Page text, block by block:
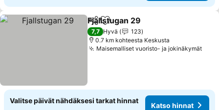
Jaa Lisää suosikkeihin
Fjallstugan 29
7,7 Hyvä
123
0.7 km kohteesta Keskusta
Maisemalliset vuoristo- ja jokinäkymät
Valitse päivät nähdäksesi tarkat hinnat
Katso hinnat